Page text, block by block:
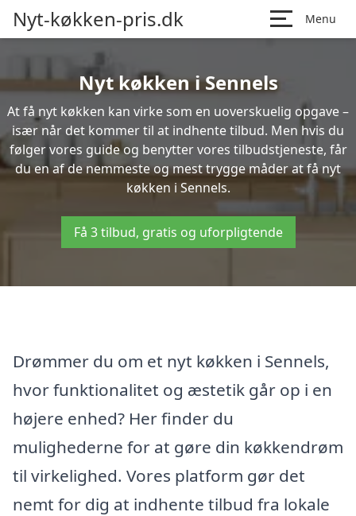
Nyt-køkken-pris.dk Menu
Nyt køkken i Sennels
At få nyt køkken kan virke som en uoverskuelig opgave –
især når det kommer til at indhente tilbud. Men hvis du
følger vores guide og benytter vores tilbudstjeneste, får
du en af de nemmeste og mest trygge måder at få nyt
køkken i Sennels.
Få 3 tilbud, gratis og uforpligtende
Drømmer du om et nyt køkken i Sennels,
hvor funktionalitet og æstetik går op i en
højere enhed? Her finder du
mulighederne for at gøre din køkkendrøm
til virkelighed. Vores platform gør det
nemt for dig at indhente tilbud fra lokale